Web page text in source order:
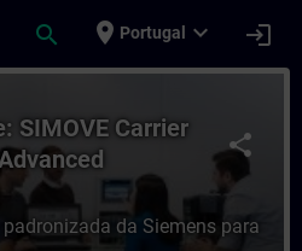
search place Portugal expand_more login
online: SIMOVE
share
SIMOVE Carrier
(ANS+)
da Siemens para